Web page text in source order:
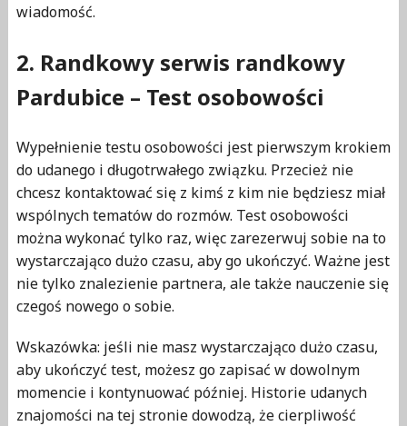
wiadomość.
2. Randkowy serwis randkowy
Pardubice – Test osobowości
Wypełnienie testu osobowości jest pierwszym krokiem
do udanego i długotrwałego związku. Przecież nie
chcesz kontaktować się z kimś z kim nie będziesz miał
wspólnych tematów do rozmów. Test osobowości
można wykonać tylko raz, więc zarezerwuj sobie na to
wystarczająco dużo czasu, aby go ukończyć. Ważne jest
nie tylko znalezienie partnera, ale także nauczenie się
czegoś nowego o sobie.
Wskazówka: jeśli nie masz wystarczająco dużo czasu,
aby ukończyć test, możesz go zapisać w dowolnym
momencie i kontynuować później. Historie udanych
znajomości na tej stronie dowodzą, że cierpliwość